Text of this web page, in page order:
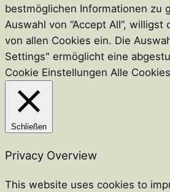
bestmöglichen Informationen zu
Auswahl von “Accept All”, willigst
von allen Cookies ein. Die
Settings" ermöglicht eine
Cookie Einstellungen Alle
Schließen
Privacy Overview
This website uses cookies to